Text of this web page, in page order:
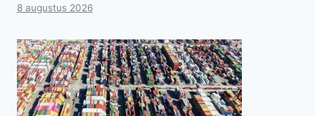
8 augustus 2026